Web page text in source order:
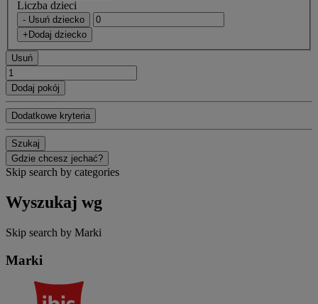
Liczba dzieci
- Usuń dziecko
+Dodaj dziecko
Usuń
Dodaj pokój
Dodatkowe kryteria
Szukaj
Gdzie chcesz jechać?
Skip search by categories
Wyszukaj wg
Skip search by Marki
Marki